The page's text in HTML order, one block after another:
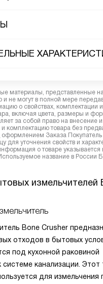
материалы, представленные
и не могут в полной мере
о свойствах, комплектации и
включая цвета, размеры и
за собой право на внесение
комплектацию товара без
Заказа
для уточнения свойств и
о товаре указывается
название в России
измельчителей
Bone Crusher
отходов в бытовых
под кухонной раковиной
канализации. Этот
для измельчения